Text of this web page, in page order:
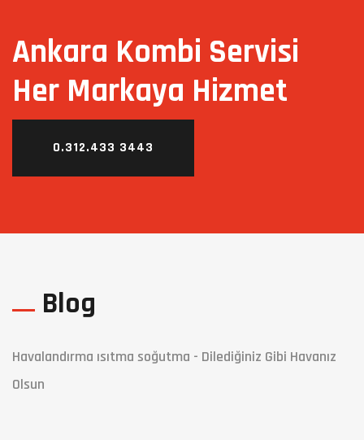
Ankara Kombi Servisi
Her Markaya Hizmet
0.312.433 3443
Blog
Havalandırma ısıtma soğutma - Dilediğiniz Gibi Havanız
Olsun